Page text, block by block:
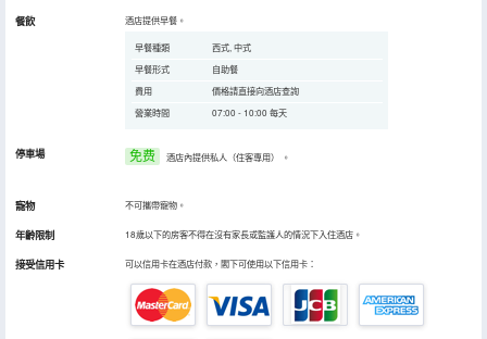
餐飲 酒店提供早餐。
早餐種類
西式, 中式
早餐形式
自助餐
費用
價格請直接向酒店查詢
營業時間
07:00 - 10:00 每天
停車場 免费 酒店內提供私人（住客專用） 。
寵物 不可攜帶寵物。
年齡限制 18歲以下的房客不得在沒有家長或監護人的情況下入住酒店。
接受信用卡 可以信用卡在酒店付款，閣下可使用以下信用卡：